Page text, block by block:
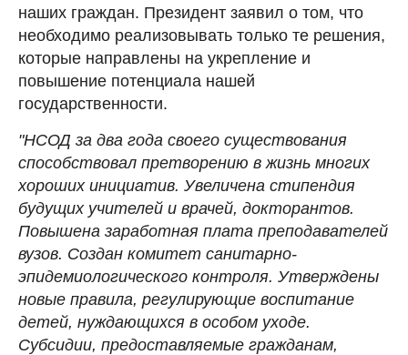
наших граждан. Президент заявил о том, что
необходимо реализовывать только те решения,
которые направлены на укрепление и
повышение потенциала нашей
государственности.
"НСОД за два года своего существования
способствовал претворению в жизнь многих
хороших инициатив. Увеличена стипендия
будущих учителей и врачей, докторантов.
Повышена заработная плата преподавателей
вузов. Создан комитет санитарно-
эпидемиологического контроля. Утверждены
новые правила, регулирующие воспитание
детей, нуждающихся в особом уходе.
Субсидии, предоставляемые гражданам,